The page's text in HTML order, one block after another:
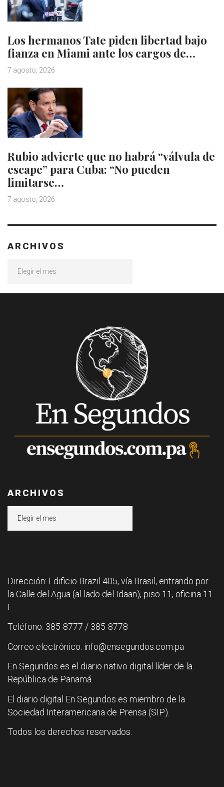
Los hermanos Tate piden libertad bajo
fianza en Miami ante los cargos de…
7 agosto, 2026
Rubio advierte que no habrá “válvula de
escape” para Cuba: “No pueden
limitarse…
7 agosto, 2026
ARCHIVOS
ARCHIVOS
Dirección: Edificio Brazil 405, vía Brasil, entrando por
la Calle del Agua (al lado del Idaan), piso 11, oficina 11
F.
Teléfono: 385-8777 / 385-8778
Correo electrónico: info@ensegundos.com.pa
En Segundos es el diario nativo digital líder de la
República de Panamá.
El diario digital En Segundos es miembro de la
Sociedad Interamericana de Prensa (SIP).
Todos los derechos reservados.